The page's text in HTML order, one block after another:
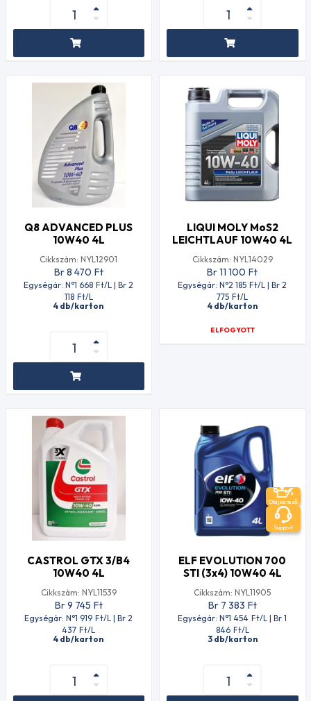
Q8 ADVANCED PLUS
10W40 4L
Cikkszám: NYL12901
Br 8 470 Ft
Egységár: N°1 668 Ft/L | Br 2
118 Ft/L
4 db/karton
LIQUI MOLY MoS2
LEICHTLAUF 10W40 4L
Cikkszám: NYL14029
Br 11 100 Ft
Egységár: N°2 185 Ft/L | Br 2
775 Ft/L
4 db/karton
ELFOGYOTT
CASTROL GTX 3/B4
10W40 4L
Cikkszám: NYL11539
Br 9 745 Ft
Egységár: N°1 919 Ft/L | Br 2
437 Ft/L
4 db/karton
ELF EVOLUTION 700
STI (3x4) 10W40 4L
Cikkszám: NYL11905
Br 7 383 Ft
Egységár: N°1 454 Ft/L | Br 1
846 Ft/L
3 db/karton
Olajkereső
Support